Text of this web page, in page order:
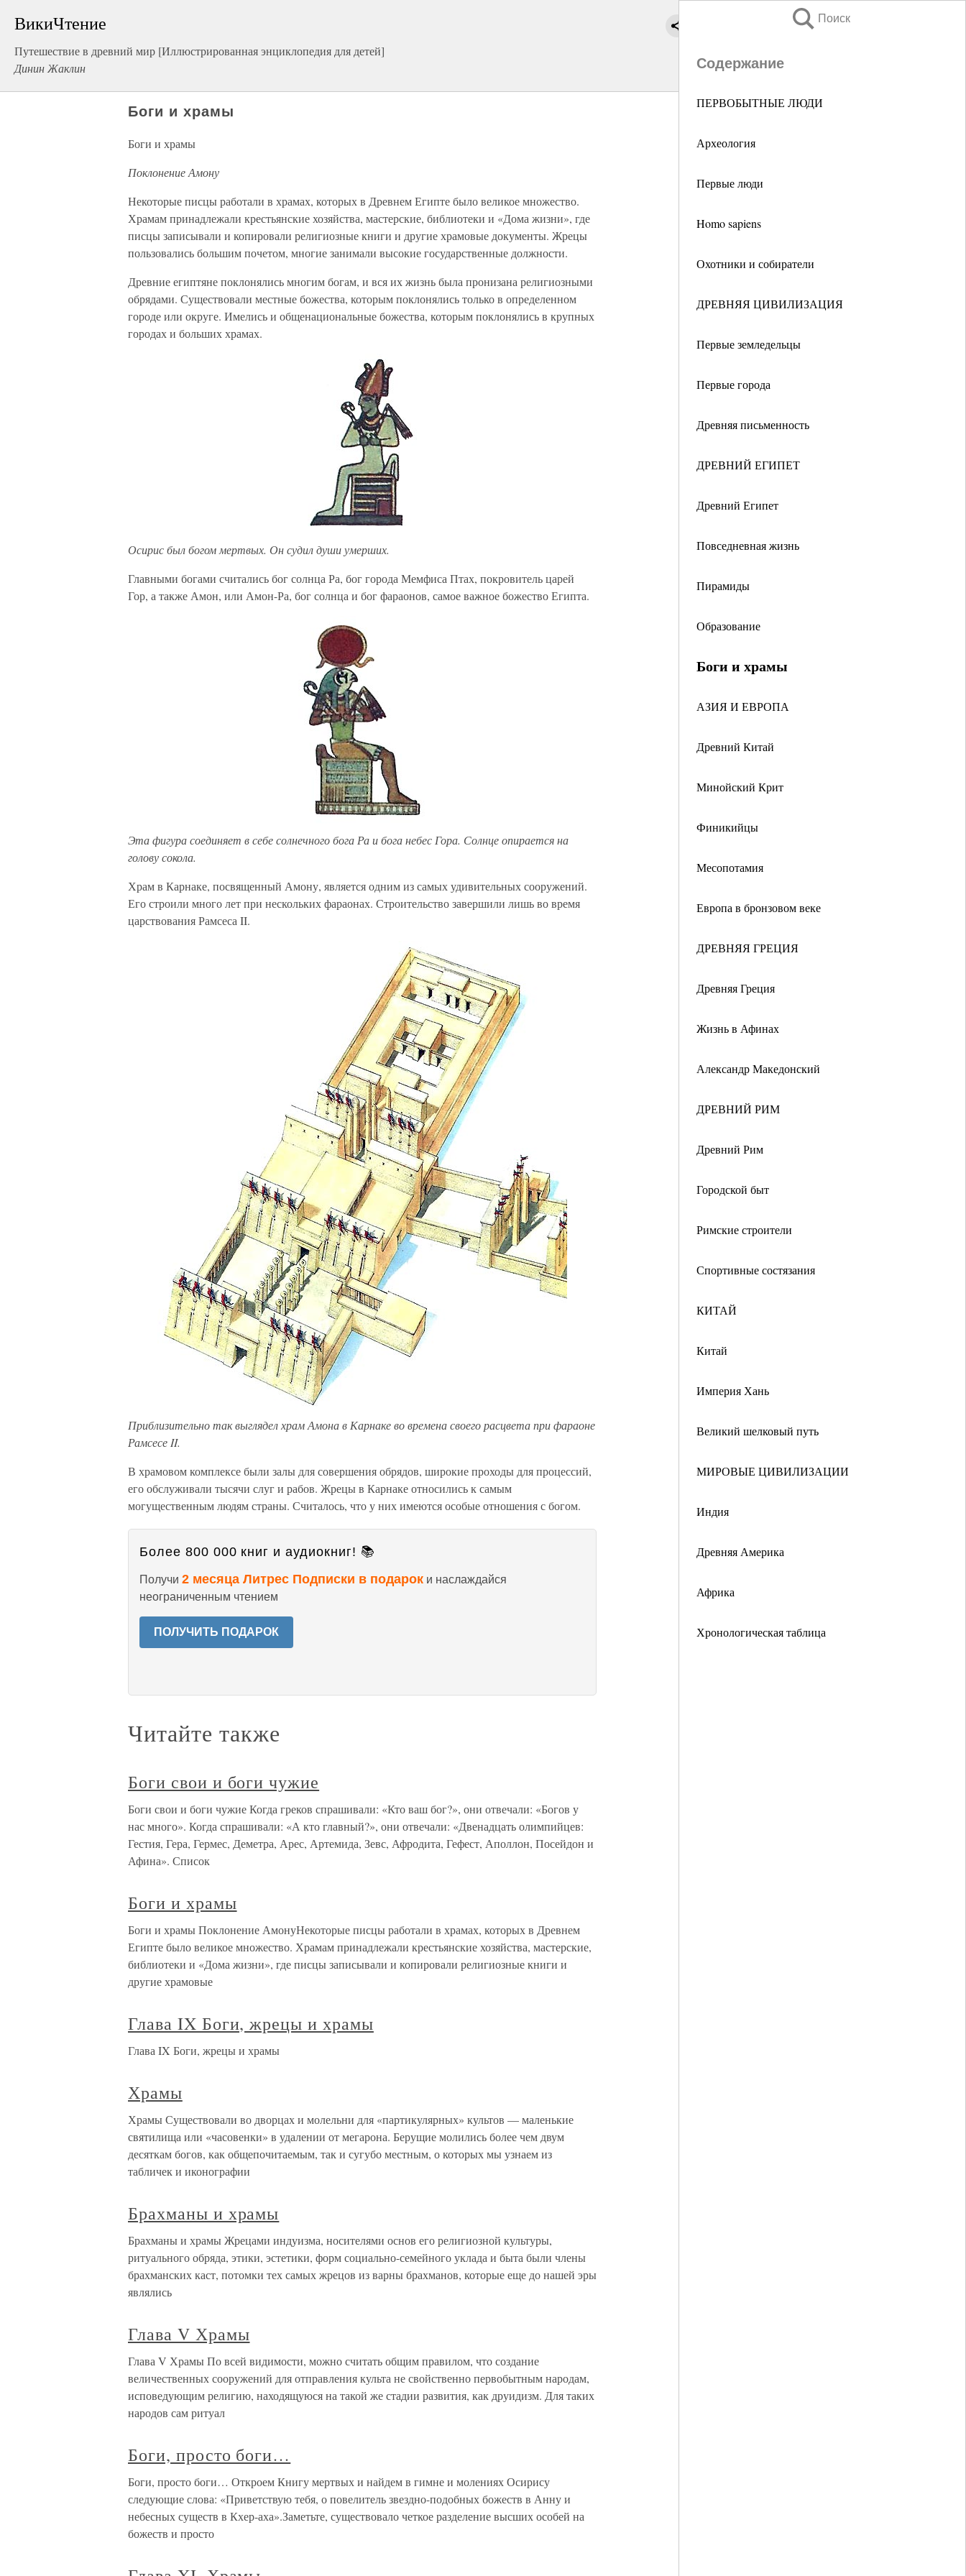
ВикиЧтение
Путешествие в древний мир [Иллюстрированная энциклопедия для детей]
Динин Жаклин
Поиск
Содержание
ПЕРВОБЫТНЫЕ ЛЮДИ
Археология
Первые люди
Homo sapiens
Охотники и собиратели
ДРЕВНЯЯ ЦИВИЛИЗАЦИЯ
Первые земледельцы
Первые города
Древняя письменность
ДРЕВНИЙ ЕГИПЕТ
Древний Египет
Повседневная жизнь
Пирамиды
Образование
Боги и храмы
АЗИЯ И ЕВРОПА
Древний Китай
Минойский Крит
Финикийцы
Месопотамия
Европа в бронзовом веке
ДРЕВНЯЯ ГРЕЦИЯ
Древняя Греция
Жизнь в Афинах
Александр Македонский
ДРЕВНИЙ РИМ
Древний Рим
Городской быт
Римские строители
Спортивные состязания
КИТАЙ
Китай
Империя Хань
Великий шелковый путь
МИРОВЫЕ ЦИВИЛИЗАЦИИ
Индия
Древняя Америка
Африка
Хронологическая таблица
Боги и храмы
Боги и храмы
Поклонение Амону
Некоторые писцы работали в храмах, которых в Древнем Египте было великое множество.
Храмам принадлежали крестьянские хозяйства, мастерские, библиотеки и «Дома жизни», где
писцы записывали и копировали религиозные книги и другие храмовые документы. Жрецы
пользовались большим почетом, многие занимали высокие государственные должности.
Древние египтяне поклонялись многим богам, и вся их жизнь была пронизана религиозными
обрядами. Существовали местные божества, которым поклонялись только в определенном
городе или округе. Имелись и общенациональные божества, которым поклонялись в крупных
городах и больших храмах.
Осирис был богом мертвых. Он судил души умерших.
Главными богами считались бог солнца Ра, бог города Мемфиса Птах, покровитель царей
Гор, а также Амон, или Амон-Ра, бог солнца и бог фараонов, самое важное божество Египта.
Эта фигура соединяет в себе солнечного бога Ра и бога небес Гора. Солнце опирается на
голову сокола.
Храм в Карнаке, посвященный Амону, является одним из самых удивительных сооружений.
Его строили много лет при нескольких фараонах. Строительство завершили лишь во время
царствования Рамсеса II.
Приблизительно так выглядел храм Амона в Карнаке во времена своего расцвета при фараоне
Рамсесе II.
В храмовом комплексе были залы для совершения обрядов, широкие проходы для процессий,
его обслуживали тысячи слуг и рабов. Жрецы в Карнаке относились к самым
могущественным людям страны. Считалось, что у них имеются особые отношения с богом.
Более 800 000 книг и аудиокниг! 📚
Получи 2 месяца Литрес Подписки в подарок и наслаждайся
неограниченным чтением
ПОЛУЧИТЬ ПОДАРОК
Читайте также
Боги свои и боги чужие
Боги свои и боги чужие Когда греков спрашивали: «Кто ваш бог?», они отвечали: «Богов у
нас много». Когда спрашивали: «А кто главный?», они отвечали: «Двенадцать олимпийцев:
Гестия, Гера, Гермес, Деметра, Арес, Артемида, Зевс, Афродита, Гефест, Аполлон, Посейдон и
Афина». Список
Боги и храмы
Боги и храмы Поклонение АмонуНекоторые писцы работали в храмах, которых в Древнем
Египте было великое множество. Храмам принадлежали крестьянские хозяйства, мастерские,
библиотеки и «Дома жизни», где писцы записывали и копировали религиозные книги и
другие храмовые
Глава IX Боги, жрецы и храмы
Глава IX Боги, жрецы и храмы
Храмы
Храмы Существовали во дворцах и молельни для «партикулярных» культов — маленькие
святилища или «часовенки» в удалении от мегарона. Берущие молились более чем двум
десяткам богов, как общепочитаемым, так и сугубо местным, о которых мы узнаем из
табличек и иконографии
Брахманы и храмы
Брахманы и храмы Жрецами индуизма, носителями основ его религиозной культуры,
ритуального обряда, этики, эстетики, форм социально-семейного уклада и быта были члены
брахманских каст, потомки тех самых жрецов из варны брахманов, которые еще до нашей эры
являлись
Глава V Храмы
Глава V Храмы По всей видимости, можно считать общим правилом, что создание
величественных сооружений для отправления культа не свойственно первобытным народам,
исповедующим религию, находящуюся на такой же стадии развития, как друидизм. Для таких
народов сам ритуал
Боги, просто боги…
Боги, просто боги… Откроем Книгу мертвых и найдем в гимне и молениях Осирису
следующие слова: «Приветствую тебя, о повелитель звездно-подобных божеств в Анну и
небесных существ в Кхер-аха».Заметьте, существовало четкое разделение высших особей на
божеств и просто